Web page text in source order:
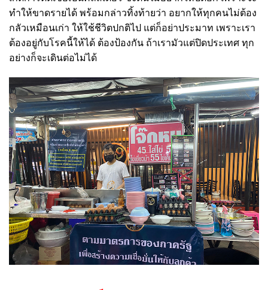
ทำให้ขาดรายได้ พร้อมกล่าวทิ้งท้ายว่า อยากให้ทุกคนไม่ต้อง
กลัวเหมือนเก่า ให้ใช้ชีวิตปกติไป แต่ก็อย่าประมาท เพราะเรา
ต้องอยู่กับโรคนี้ให้ได้ ต้องป้องกัน ถ้าเรามัวแต่ปิดประเทศ ทุก
อย่างก็จะเดินต่อไม่ได้